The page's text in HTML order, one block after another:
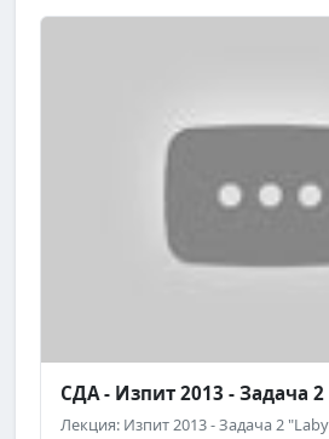
СДА - Изпит 2013 - Задача
Лекция: Изпит 2013 - Задача 2